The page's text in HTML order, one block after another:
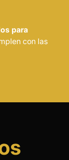
para
con las